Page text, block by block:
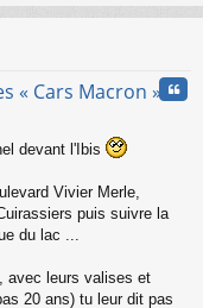
au
« Cars Macron »
devant l'Ibis
Vivier Merle,
puis suivre la
du lac ...
avec leurs valises et
20 ans) tu leur dit pas